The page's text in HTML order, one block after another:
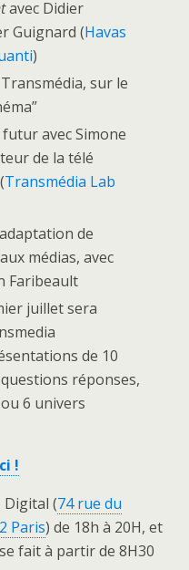
avec Didier
Guignard (Havas
)
sur le
avec Simone
de la télé
Transmédia Lab
de
médias, avec
Faribeault
juillet sera
de 10
réponses,
6 univers
!
Digital (74 rue du
Paris) de 18h à 20H, et
fait à partir de 8H30